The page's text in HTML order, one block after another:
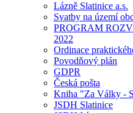
Lázně Slatinice a.s.
Svatby na území
PROGRAM
2022
Ordinace
Povodňový plán
GDPR
Česká pošta
Kniha "Za Války -
JSDH Slatinice